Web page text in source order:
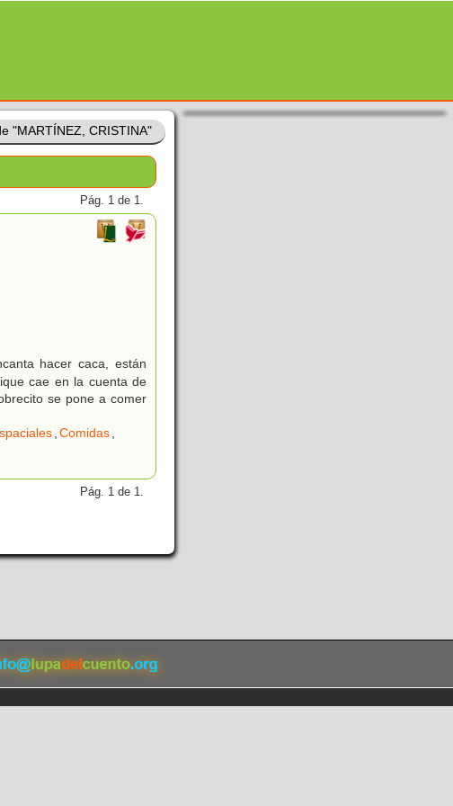
"MARTÍNEZ, CRISTINA"
Pág. 1 de 1.
hacer caca, están
cae en la cuenta de
se pone a comer
,Comidas,
Pág. 1 de 1.